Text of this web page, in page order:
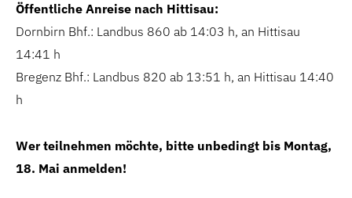
Öffentliche Anreise nach Hittisau:
Dornbirn Bhf.: Landbus 860 ab 14:03 h, an Hittisau
14:41 h
Bregenz Bhf.: Landbus 820 ab 13:51 h, an Hittisau 14:40
h
Wer teilnehmen möchte, bitte unbedingt bis Montag,
18. Mai anmelden!